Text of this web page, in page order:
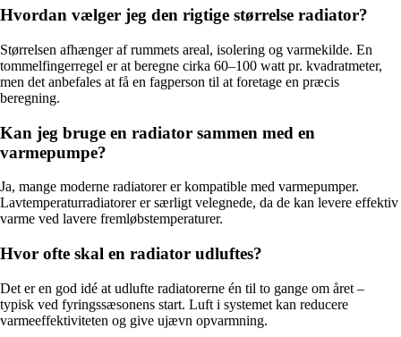
Hvordan vælger jeg den rigtige størrelse radiator?
Størrelsen afhænger af rummets areal, isolering og varmekilde. En
tommelfingerregel er at beregne cirka 60–100 watt pr. kvadratmeter,
men det anbefales at få en fagperson til at foretage en præcis
beregning.
Kan jeg bruge en radiator sammen med en
varmepumpe?
Ja, mange moderne radiatorer er kompatible med varmepumper.
Lavtemperaturradiatorer er særligt velegnede, da de kan levere effektiv
varme ved lavere fremløbstemperaturer.
Hvor ofte skal en radiator udluftes?
Det er en god idé at udlufte radiatorerne én til to gange om året –
typisk ved fyringssæsonens start. Luft i systemet kan reducere
varmeeffektiviteten og give ujævn opvarmning.